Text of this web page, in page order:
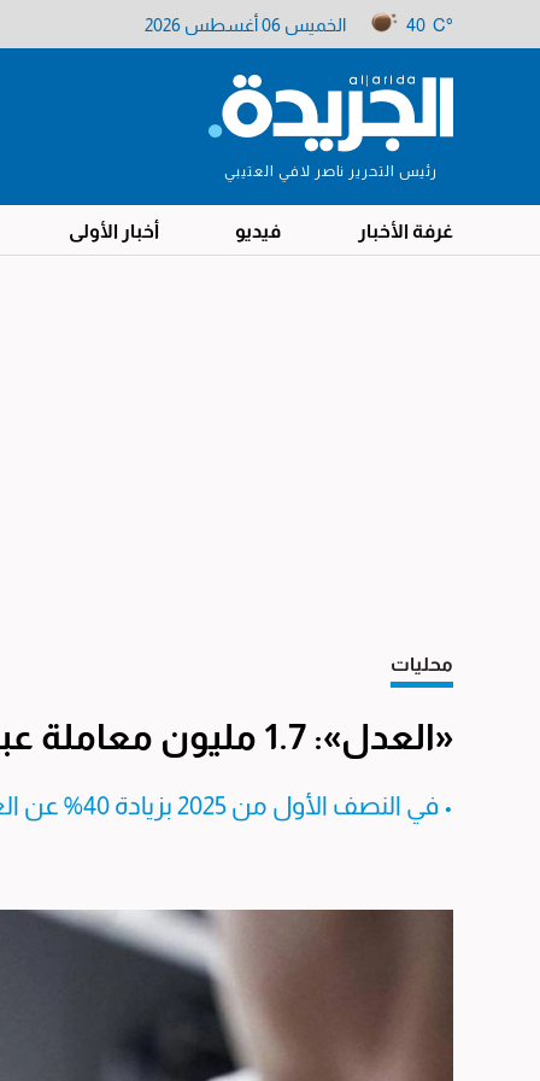
40 C° الخميس 06 أغسطس 2026
رئيس التحرير ناصر لافي العتيبي
غرفة الأخبار فيديو أخبار الأولى
محليات
«العدل»: 1.7 مليون معاملة عبر «سهل»
• في النصف الأول من 2025 بزيادة 40% عن العام الماضي